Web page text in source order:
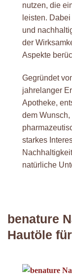
nutzen, die
leisten.
und
der
Aspekte
Gegründet
jahrelanger
Apotheke,
dem
starkes
natürliche
benature
Hautöle